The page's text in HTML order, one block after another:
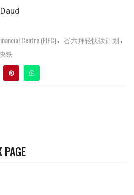
Centre (PIFC), 峇六拜轻快铁计划 ,
铁
PAGE